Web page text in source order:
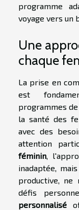
programme
voyage vers un
Une
chaque
La prise en
est
programmes
la santé des
avec des
attention
féminin,
inadaptée,
productive, ne
défis
personnalisé